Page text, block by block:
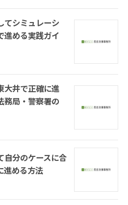
てシミュレーシ
進める実践ガイ
大井で正確に進
務局・警察署の
自分のケースに合
進める方法